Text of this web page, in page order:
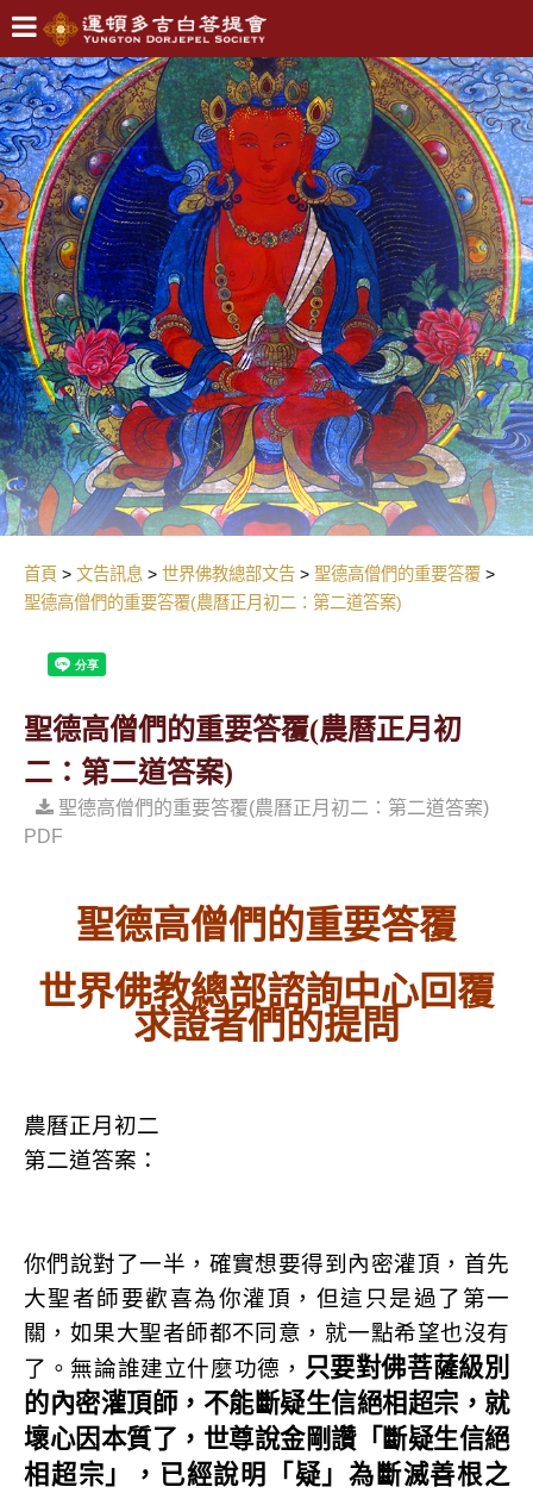
首頁 文告訊息 世界佛教總部文告
聖德高僧們的重要答覆
聖德高僧們的重要答覆(農曆正月初二：第二道答案)
聖德高僧們的重要答覆(農曆正月初
二：第二道答案)
聖德高僧們的重要答覆(農曆正月初二：第二道答案)
PDF
聖德高僧們的重要答覆
世界佛教總部諮詢中心回覆
求證者們的提問
農曆正月初二
第二道答案：
你們說對了一半，確實想要得到內密灌頂，首先
大聖者師要歡喜為你灌頂，但這只是過了第一
關，如果大聖者師都不同意，就一點希望也沒有
了。無論誰建立什麼功德， 只要對佛菩薩級別
的內密灌頂師，不能斷疑生信絕相超宗，就
壞心因本質了，世尊說金剛讚「斷疑生信絕
相超宗」，已經說明「疑」為斷滅善根之